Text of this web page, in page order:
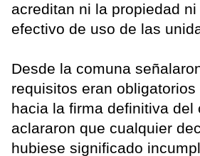
acreditan ni la propiedad
efectivo de uso de las
Desde la comuna
requisitos eran
hacia la firma definitiva del
aclararon que cualquier
hubiese significado